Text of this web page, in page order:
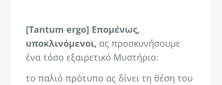
[Tantum ergo] Επομένως,
υποκλινόμενοι, ας προσκυνήσουμε
ένα τόσο εξαιρετικό Μυστήριο:
το παλιό πρότυπο ας δίνει τη θέση του